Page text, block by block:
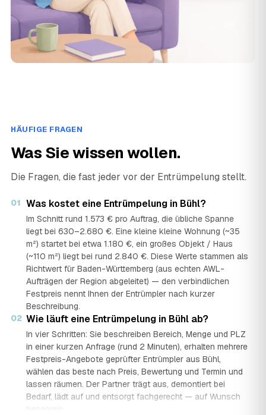
HÄUFIGE FRAGEN
Was Sie wissen wollen.
Die Fragen, die fast jeder vor der Entrümpelung stellt.
01 Was kostet eine Entrümpelung in Bühl?
Im Schnitt rund 1.573 € pro Auftrag, die übliche Spanne
liegt bei 630–2.680 €. Eine kleine kleine Wohnung (~35
m²) startet bei etwa 1.180 €, ein großes Objekt / Haus
(~110 m²) liegt bei rund 2.840 €. Diese Werte stammen als
Richtwert für Baden-Württemberg (aus echten AWL-
Aufträgen der Region abgeleitet) — den verbindlichen
Festpreis nennt Ihnen der Entrümpler nach kurzer
Beschreibung.
02 Wie läuft eine Entrümpelung in Bühl ab?
In vier Schritten: Sie beschreiben Bereich, Menge und PLZ
in einer kurzen Anfrage (rund 2 Minuten), erhalten mehrere
Festpreis-Angebote geprüfter Entrümpler aus Bühl,
wählen das beste nach Preis, Bewertung und Termin und
lassen räumen. Der Partner trägt aus, demontiert bei
Bedarf, lädt auf und entsorgt fachgerecht — auf Wunsch
besenrein.